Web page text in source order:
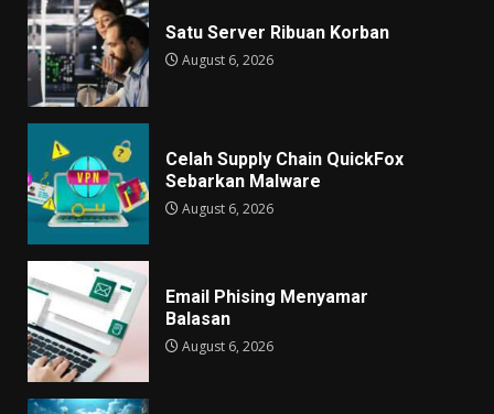
Satu Server Ribuan Korban
August 6, 2026
Celah Supply Chain QuickFox
Sebarkan Malware
August 6, 2026
Email Phising Menyamar
Balasan
August 6, 2026